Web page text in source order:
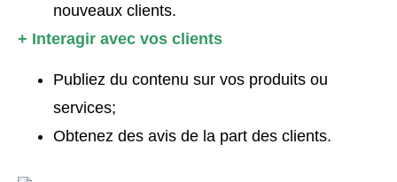
nouveaux clients.
+ Interagir avec vos clients
Publiez du contenu sur vos produits ou
services;
Obtenez des avis de la part des clients.